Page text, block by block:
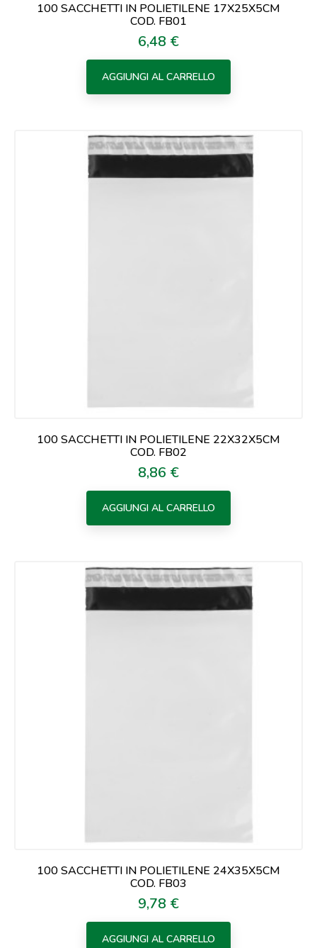
100 SACCHETTI IN POLIETILENE 17X25X5CM
COD. FB01
Prezzo
6,48 €
AGGIUNGI AL CARRELLO
100 SACCHETTI IN POLIETILENE 22X32X5CM
COD. FB02
Prezzo
8,86 €
AGGIUNGI AL CARRELLO
100 SACCHETTI IN POLIETILENE 24X35X5CM
COD. FB03
Prezzo
9,78 €
AGGIUNGI AL CARRELLO